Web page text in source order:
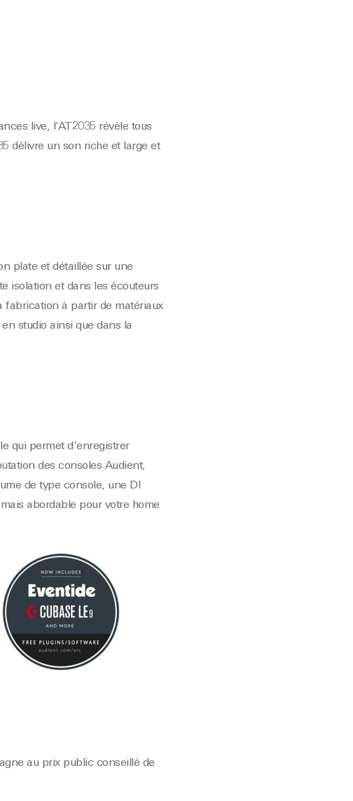
live, l’AT2035 révèle tous
délivre un son riche et large et
plate et détaillée sur une
isolation et dans les écouteurs
fabrication à partir de matériaux
studio ainsi que dans la
qui permet d’enregistrer
des consoles Audient,
de type console, une DI
abordable pour votre home
au prix public conseillé de